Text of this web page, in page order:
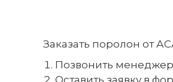
Заказать поролон от
Позвонить
Оставить заявку в